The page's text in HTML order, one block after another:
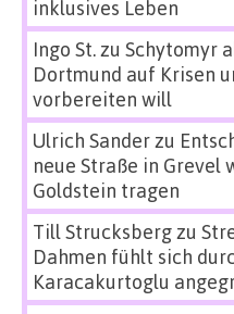
inklusives Leben
Ingo St.zu Schytomyr
Dortmund auf Krisen
vorbereiten will
Ulrich Sanderzu
neue Straße in Grevel
Goldstein tragen
Till Strucksbergzu
Dahmen fühlt sich
Karacakurtoglu